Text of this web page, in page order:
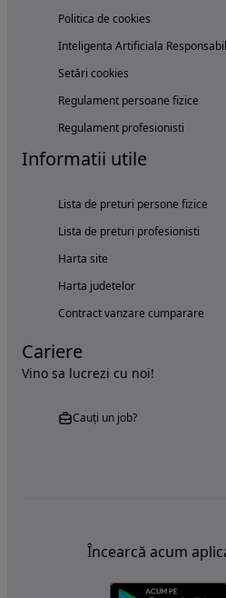
Politica de cookies
Inteligenta Artificiala
Setări cookies
Regulament persoane fizice
Regulament profesionisti
Informatii utile
Lista de preturi persone fizice
Lista de preturi profesionisti
Harta site
Harta judetelor
Contract vanzare cumparare
Cariere
Vino sa lucrezi cu noi!
Cauți un job?
Încearcă acum